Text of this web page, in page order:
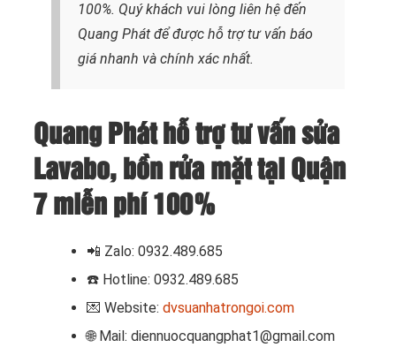
100%. Quý khách vui lòng liên hệ đến
Quang Phát để được hỗ trợ tư vấn báo
giá nhanh và chính xác nhất.
Quang Phát hỗ trợ tư vấn sửa
Lavabo, bồn rửa mặt tại Quận
7 miễn phí 100%
📲 Zalo: 0932.489.685
☎️ Hotline: 0932.489.685
💌 Website: dvsuanhatrongoi.com
🌐 Mail: diennuocquangphat1@gmail.com